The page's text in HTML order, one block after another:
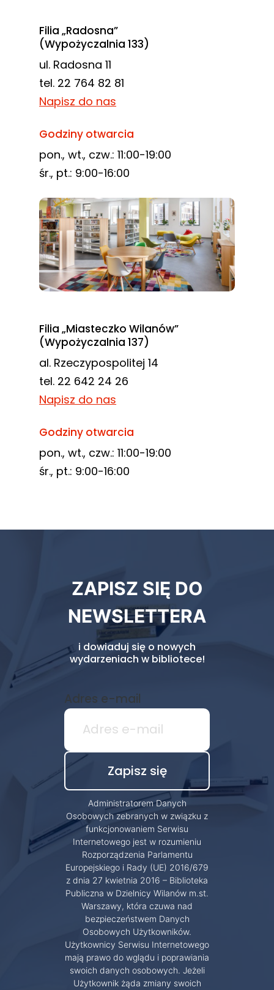
Filia „Radosna”
(Wypożyczalnia 133)
ul. Radosna 11
tel. 22 764 82 81
Napisz do nas
Godziny otwarcia
pon., wt., czw.: 11:00-19:00
śr., pt.: 9:00-16:00
Filia „Miasteczko Wilanów”
(Wypożyczalnia 137)
al. Rzeczypospolitej 14
tel. 22 642 24 26
Napisz do nas
Godziny otwarcia
pon., wt., czw.: 11:00-19:00
śr., pt.: 9:00-16:00
biblioteki
ZAPISZ SIĘ DO
NEWSLETTERA
i dowiaduj się o nowych
wydarzeniach w bibliotece!
Adres e-mail
Administratorem Danych
Osobowych zebranych w związku z
funkcjonowaniem Serwisu
Internetowego jest w rozumieniu
Rozporządzenia Parlamentu
Europejskiego i Rady (UE) 2016/679
z dnia 27 kwietnia 2016 – Biblioteka
Publiczna w Dzielnicy Wilanów m.st.
Warszawy, która czuwa nad
bezpieczeństwem Danych
Osobowych Użytkowników.
Użytkownicy Serwisu Internetowego
mają prawo do wglądu i poprawiania
swoich danych osobowych. Jeżeli
Użytkownik żąda zmiany swoich